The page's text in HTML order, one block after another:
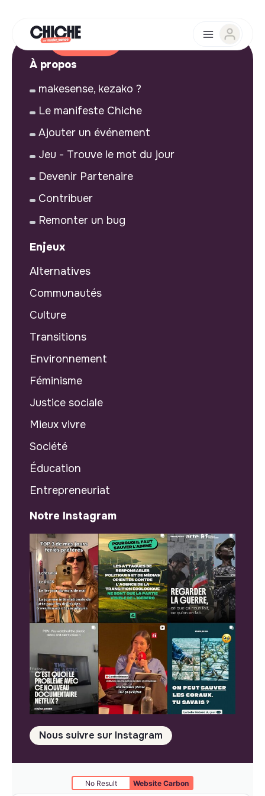
À propos
makesense, kezako ?
Le manifeste Chiche
Ajouter un événement
Jeu - Trouve le mot du jour
Devenir Partenaire
Contribuer
Remonter un bug
Enjeux
Alternatives
Communautés
Culture
Transitions
Environnement
Féminisme
Justice sociale
Mieux vivre
Société
Éducation
Entrepreneuriat
Notre Instagram
Nous suivre sur Instagram
No Result Website Carbon